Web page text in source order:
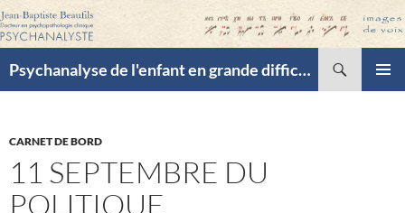
Psychanalyse de l'enfant en grande difficulté
CARNET DE BORD
11 SEPTEMBRE DU
POLITIQUE